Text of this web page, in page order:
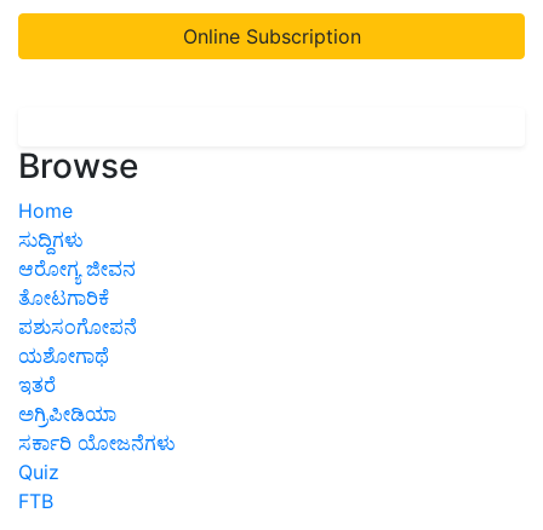
Online Subscription
Browse
Home
ಸುದ್ದಿಗಳು
ಆರೋಗ್ಯ ಜೀವನ
ತೋಟಗಾರಿಕೆ
ಪಶುಸಂಗೋಪನೆ
ಯಶೋಗಾಥೆ
ಇತರೆ
ಅಗ್ರಿಪೀಡಿಯಾ
ಸರ್ಕಾರಿ ಯೋಜನೆಗಳು
Quiz
FTB